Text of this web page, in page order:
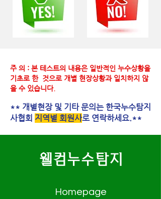
주 의 : 본 테스트의 내용은 일반적인 누수상황을
기초로 한 것으로 개별 현장상황과 일치하지 않
을 수 있습니다.
** 개별현장 및 기타 문의는 한국누수탐지
사협회 지역별 회원사로 연락하세요.**
웰컴누수탐지
Homepage